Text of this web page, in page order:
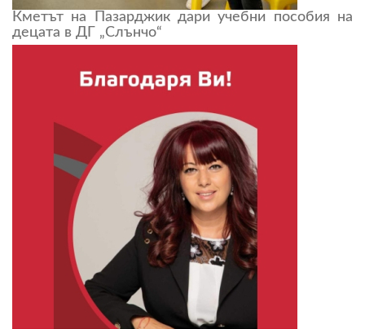
Кметът на Пазарджик дари учебни пособия на
децата в ДГ „Слънчо“